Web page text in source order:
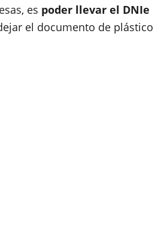
es poder llevar el DNIe
el documento de plástico